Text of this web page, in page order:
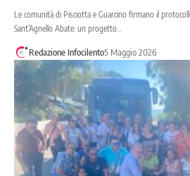
Le comunità di Pisciotta e Guarcino firmano il
Sant’Agnello Abate: un progetto…
Redazione Infocilento5 Maggio 2026